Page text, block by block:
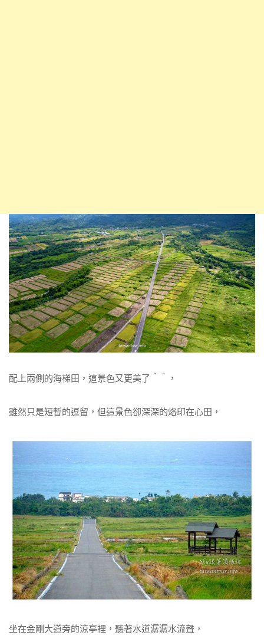
配上兩側的海梯田，這景色又更美了＾＾，
雖然只是短暫的逗留，但這景色卻深深的烙印在心田，
坐在金剛大道旁的涼亭裡，聽著水道潺潺水流聲，